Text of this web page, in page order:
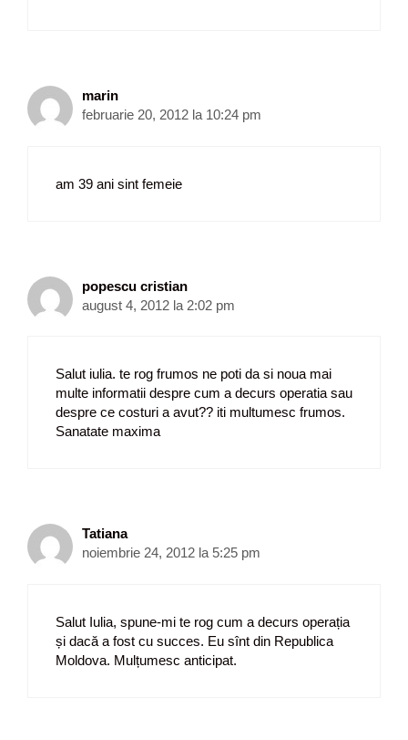
marin
februarie 20, 2012 la 10:24 pm
am 39 ani sint femeie
popescu cristian
august 4, 2012 la 2:02 pm
Salut iulia. te rog frumos ne poti da si noua mai
multe informatii despre cum a decurs operatia sau
despre ce costuri a avut?? iti multumesc frumos.
Sanatate maxima
Tatiana
noiembrie 24, 2012 la 5:25 pm
Salut Iulia, spune-mi te rog cum a decurs operația
și dacă a fost cu succes. Eu sînt din Republica
Moldova. Mulțumesc anticipat.